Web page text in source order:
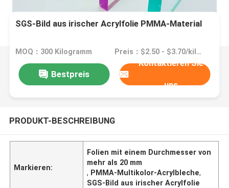
SGS-Bild aus irischer Acrylfolie PMMA-Material
MOQ：300 Kilogramm Preis：$2.50 - $3.70/kilograms
Bestpreis
Kontaktieren Sie
uns
PRODUKT-BESCHREIBUNG
Markieren:
Folien mit einem Durchmesser von
mehr als 20 mm
, PMMA-Multikolor-Acrylbleche,
SGS-Bild aus irischer Acrylfolie